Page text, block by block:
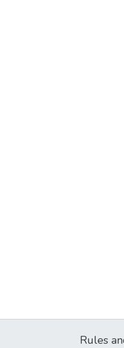
Rules